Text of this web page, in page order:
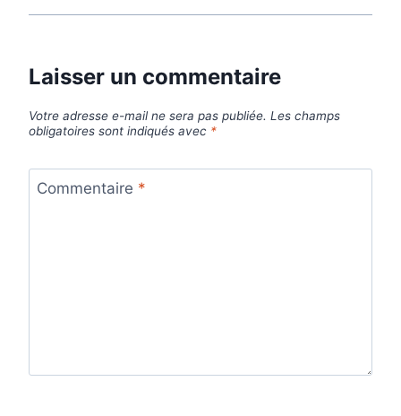
Laisser un commentaire
Votre adresse e-mail ne sera pas publiée. Les champs
obligatoires sont indiqués avec *
Commentaire *